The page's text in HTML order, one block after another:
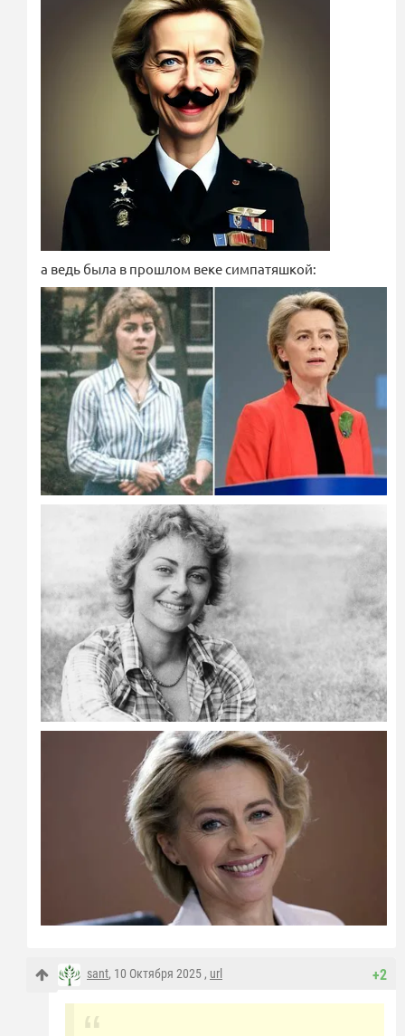
а ведь была в прошлом веке симпатяшкой:
+2
sant, 10 Октября 2025 , url